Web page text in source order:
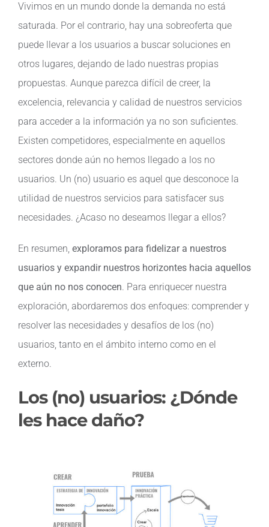
Vivimos en un mundo donde la demanda no está
saturada. Por el contrario, hay una sobreoferta que
puede llevar a los usuarios a buscar soluciones en
otros lugares, dejando de lado nuestras propias
propuestas. Aunque parezca difícil de creer, la
excelencia, relevancia y calidad de nuestros servicios
para acceder a la información ya no son suficientes.
Existen competidores, especialmente en aquellos
sectores donde aún no hemos llegado a los no
usuarios. Un (no) usuario es aquel que desconoce la
utilidad de nuestros servicios para satisfacer sus
necesidades. ¿Acaso no deseamos llegar a ellos?
En resumen, exploramos para fidelizar a nuestros
usuarios y expandir nuestros horizontes hacia aquellos
que aún no nos conocen. Para enriquecer nuestra
exploración, abordaremos dos enfoques: comprender y
resolver las necesidades y desafíos de los (no)
usuarios, tanto en el ámbito interno como en el
externo.
Los (no) usuarios: ¿Dónde
les hace daño?